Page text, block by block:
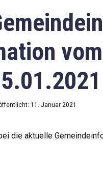
vom
11. Januar 2021
die aktuelle